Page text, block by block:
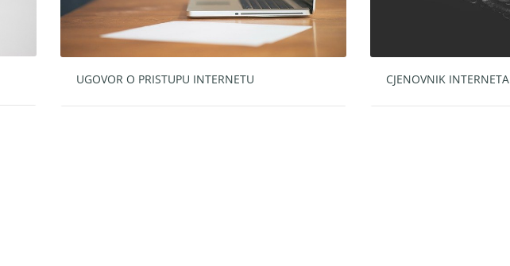
UGOVOR O PRISTUPU INTERNETU CJENOVNIK INTERNETA